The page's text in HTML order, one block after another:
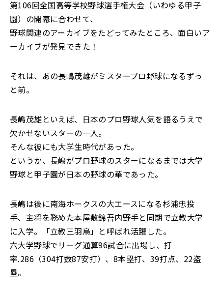
第106回全国高等学校野球選手権大会（いわゆる甲子
園）の開幕に合わせて、
野球関連のアーカイブをたどってみたところ、面白いア
ーカイブが発見できた！
それは、あの長嶋茂雄がミスタープロ野球になるずっ
と前。
長嶋茂雄といえば、 日本のプロ野球人気を語るうえで
欠かせないスターの一人。
そんな彼にも大学生時代があった。
というか、長嶋がプロ野球のスターになるまでは大学
野球と甲子園が日本の野球の華であった。
長嶋は後に南海ホークスの大エースになる杉浦忠投
手、主将を務めた本屋敷錦吾内野手と同期で立教大学
に入学。「立教三羽烏」と呼ばれ活躍した。
六大学野球でリーグ通算96試合に出場し、打
率.286（304打数87安打）、8本塁打、39打点、22盗
塁。